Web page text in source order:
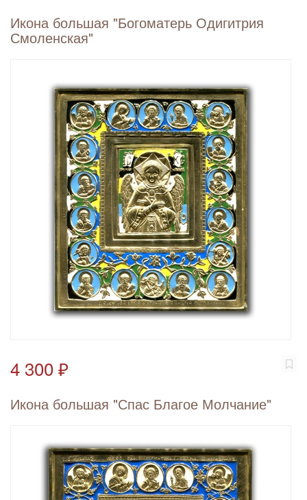
Икона большая "Богоматерь Одигитрия
Смоленская"
4 300 ₽
Икона большая "Спас Благое Молчание"